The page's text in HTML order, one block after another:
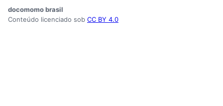
docomomo brasil
Conteúdo licenciado sob CC BY 4.0